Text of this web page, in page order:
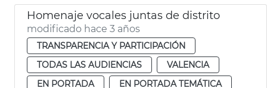
Homenaje vocales juntas de distrito
modificado hace 3 años
TRANSPARENCIA Y PARTICIPACIÓN
TODAS LAS AUDIENCIAS
VALENCIA
EN PORTADA
EN PORTADA TEMÁTICA